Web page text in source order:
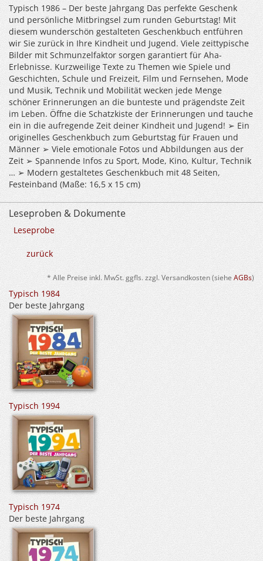
Typisch 1986 – Der beste Jahrgang Das perfekte Geschenk
und persönliche Mitbringsel zum runden Geburtstag! Mit
diesem wunderschön gestalteten Geschenkbuch entführen
wir Sie zurück in Ihre Kindheit und Jugend. Viele zeittypische
Bilder mit Schmunzelfaktor sorgen garantiert für Aha-
Erlebnisse. Kurzweilige Texte zu Themen wie Spiele und
Geschichten, Schule und Freizeit, Film und Fernsehen, Mode
und Musik, Technik und Mobilität wecken jede Menge
schöner Erinnerungen an die bunteste und prägendste Zeit
im Leben. Öffne die Schatzkiste der Erinnerungen und tauche
ein in die aufregende Zeit deiner Kindheit und Jugend! ➢ Ein
originelles Geschenkbuch zum Geburtstag für Frauen und
Männer ➢ Viele emotionale Fotos und Abbildungen aus der
Zeit ➢ Spannende Infos zu Sport, Mode, Kino, Kultur, Technik
… ➢ Modern gestaltetes Geschenkbuch mit 48 Seiten,
Festeinband (Maße: 16,5 x 15 cm)
Leseproben & Dokumente
Leseprobe
zurück
* Alle Preise inkl. MwSt. ggfls. zzgl. Versandkosten (siehe AGBs)
Typisch 1984
Der beste Jahrgang
Typisch 1994
Typisch 1974
Der beste Jahrgang